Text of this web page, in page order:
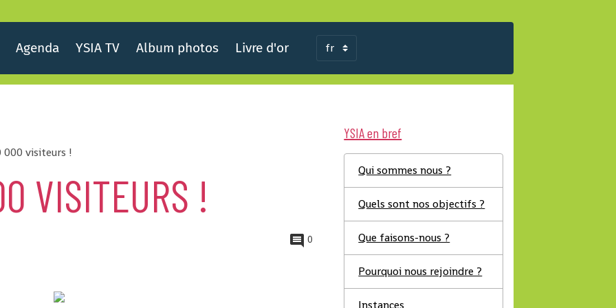
Agenda YSIA TV Album photos Livre d'or
000 visiteurs !
VISITEURS !
0
YSIA en bref
Qui sommes nous ?
Quels sont nos objectifs ?
Que faisons-nous ?
Pourquoi nous rejoindre ?
Instances